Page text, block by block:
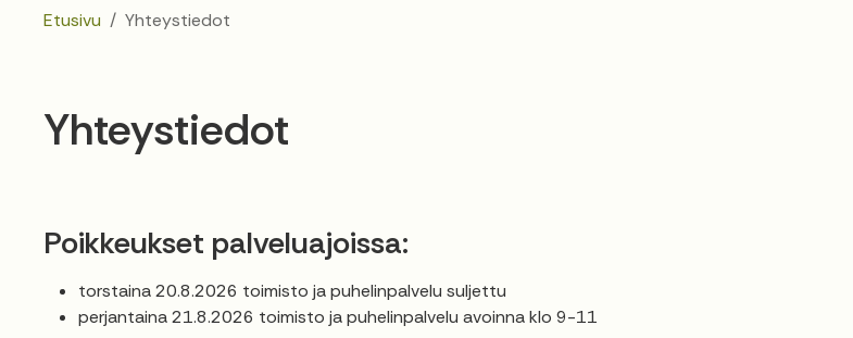
Etusivu Yhteystiedot
Yhteystiedot
Poikkeukset palveluajoissa:
torstaina 20.8.2026 toimisto ja puhelinpalvelu suljettu
perjantaina 21.8.2026 toimisto ja puhelinpalvelu avoinna klo 9-11